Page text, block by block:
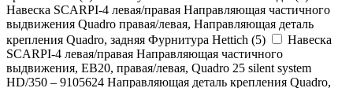
Навеска SCARPI-4 левая/правая Направляющая частичного
выдвижения Quadro правая/левая, Направляющая деталь
крепления Quadro, задняя Фурнитура Hettich (5)
Навеска
SCARPI-4 левая/правая Направляющая частичного
выдвижения, ЕВ20, правая/левая, Quadro 25 silent system
HD/350 – 9105624 Направляющая деталь крепления Quadro,